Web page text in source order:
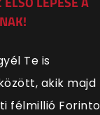
Te is
akik majd
félmillió